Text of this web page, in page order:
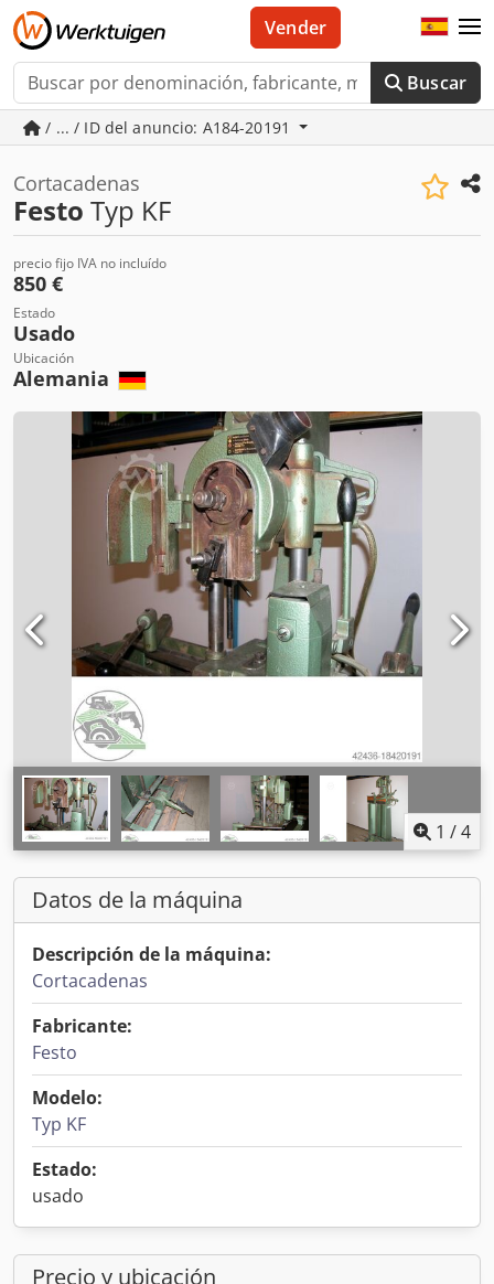
Buscar
Vender
/ ... / ID del anuncio: A184-20191
Cortacadenas
Festo Typ KF
precio fijo IVA no incluído
850 €
Estado
Usado
Ubicación
Alemania
1 /4
Datos de la máquina
Descripción de la máquina:
Cortacadenas
Fabricante:
Festo
Modelo:
Typ KF
Estado:
usado
Precio y ubicación